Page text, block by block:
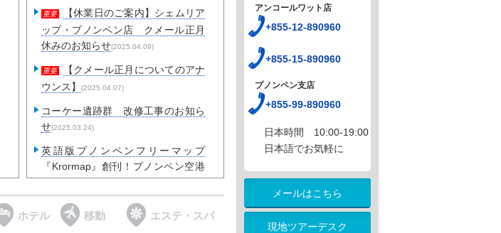
重要
【休業日のご案内】シェムリア
ップ・プノンペン店 クメール正月
休みのお知らせ(2025.04.09)
重要
【クメール正月についてのアナ
ウンス】
(2025.04.07)
コーケー遺跡群 改修工事のお知ら
せ(2025.03.24)
英語版プノンペンフリーマップ
『Krormap』創刊！プノンペン空港
で配布開始しました！
2月9日（日）催行／日本からの電車
キハ183系に乗車する日帰りタケオ
ホテル 移動 エステ・スパ
アンコールワット店
+855-12-890960
+855-15-890960
プノンペン支店
+855-99-890960
日本時間 10:00-19:00
日本語でお気軽に
メールはこちら
現地ツアーデスク